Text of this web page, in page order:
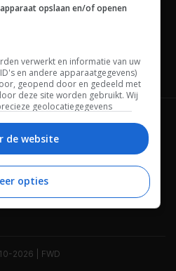
Privacybeleid
Contact
2026 | FWD
opslaan en/of openen
verwerkt en informatie van uw
en andere apparaatgegevens)
geopend door en gedeeld met
deze site worden gebruikt. Wij
geolocatiegegevens
uw persoonsgegevens
pagina of in het sitemenu naar
te beheren of in te trekken via de
de website
opties